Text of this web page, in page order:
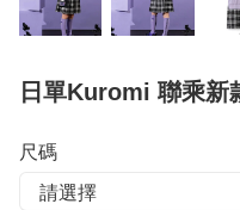
日單Kuromi 聯乘新
尺碼